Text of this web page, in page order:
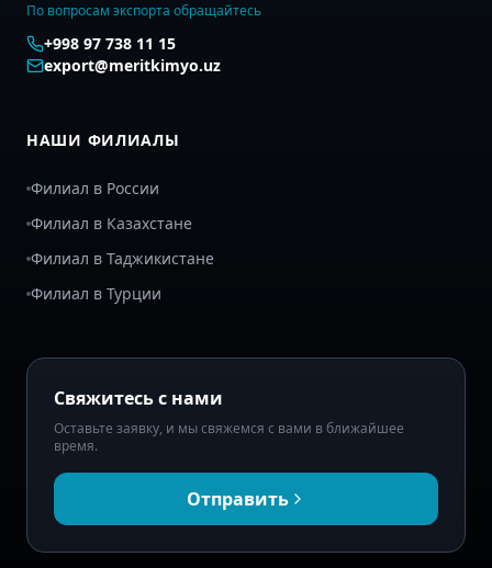
По вопросам экспорта обращайтесь
+998 97 738 11 15
export@meritkimyo.uz
НАШИ ФИЛИАЛЫ
Филиал в России
Филиал в Казахстане
Филиал в Таджикистане
Филиал в Турции
Свяжитесь с нами
Оставьте заявку, и мы свяжемся с вами в ближайшее
время.
Отправить